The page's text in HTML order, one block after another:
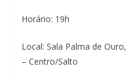
Horário: 19h
Local: Sala Palma de
– Centro/Salto